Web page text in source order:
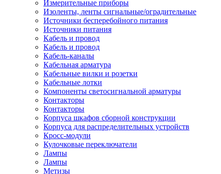
Измерительные приборы
Изоленты, ленты сигнальные/оградительные
Источники бесперебойного питания
Источники питания
Кабель и провод
Кабель и провод
Кабель-каналы
Кабельная арматура
Кабельные вилки и розетки
Кабельные лотки
Компоненты светосигнальной арматуры
Контакторы
Контакторы
Корпуса шкафов сборной конструкции
Корпуса для распределительных устройств
Кросс-модули
Кулочковые переключатели
Лампы
Лампы
Метизы